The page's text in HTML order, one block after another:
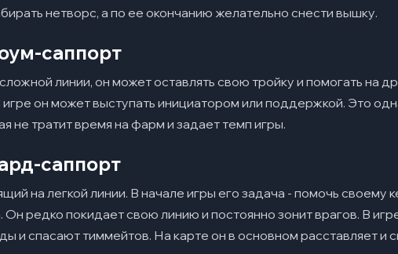
нетворс, а по ее окончанию желательно снести вышку.
саппорт
линии, он может оставлять свою тройку и помогать на
он может выступать инициатором или поддержкой. Это
не тратит время на фарм и задает темп игры.
саппорт
на легкой линии. В начале игры его задача - помочь своему
редко покидает свою линию и постоянно зонит врагов. В
и спасают тиммейтов. На карте он в основном расставляет и